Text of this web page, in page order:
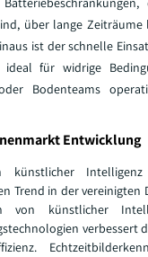
über lange
ist der schnelle
ideal für widrige
Bodenteams
Entwicklung
künstlicher
Trend in der vereinigten
von künstlicher
verbessert